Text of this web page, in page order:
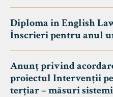
Diploma in English
Înscrieri pentru anul
Anunț privind
proiectul Intervenții
terțiar – măsuri